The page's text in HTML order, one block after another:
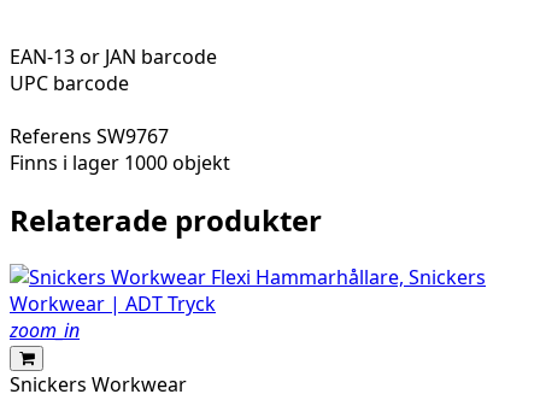
EAN-13 or JAN barcode
UPC barcode
Referens SW9767
Finns i lager 1000 objekt
Relaterade produkter
zoom_in
Snickers Workwear